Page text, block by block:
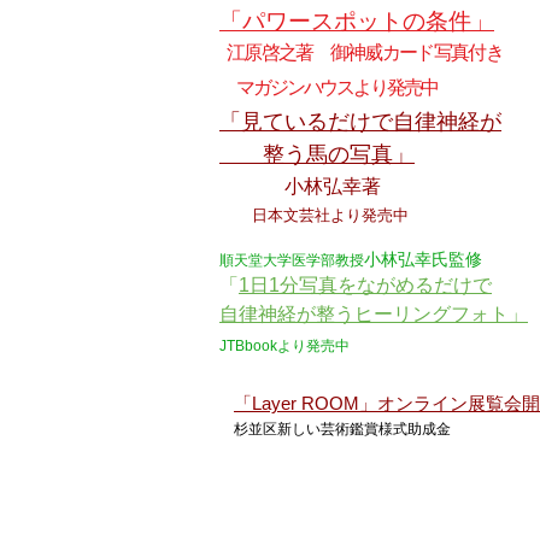
「パワースポットの条件」
江原啓之著
御神​威カード写真付き
マガジンハウスより発売中
「見ているだけで自律神経が
整う馬の写真」
小林弘幸著
日本文芸社より発売中
順天堂大学医学部教授小林弘幸氏監修
「 1日1分写真をながめるだけで
自律神経が整うヒーリングフォト」
JTBbookより発売中
「Layer ROOM」オンライン展覧会開
杉並区新しい芸術鑑賞様式助成金